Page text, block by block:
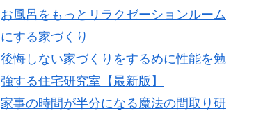
お風呂をもっとリラクゼーションルーム
にする家づくり
後悔しない家づくりをするめに性能を勉
強する住宅研究室【最新版】
家事の時間が半分になる魔法の間取り研